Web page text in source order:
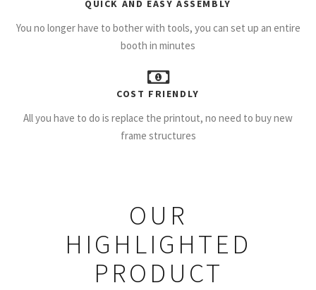
QUICK AND EASY ASSEMBLY
You no longer have to bother with tools, you can set up an entire
booth in minutes
COST FRIENDLY
All you have to do is replace the printout, no need to buy new
frame structures
OUR
HIGHLIGHTED
PRODUCT